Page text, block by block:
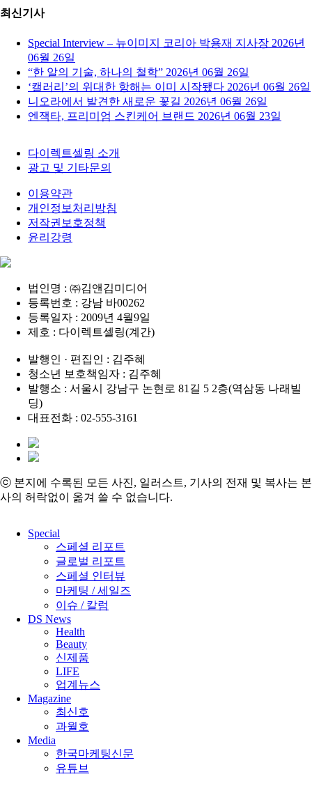
최신기사
Special Interview – 뉴이미지 코리아 박용재 지사장 2026년
06월 26일
“한 알의 기술, 하나의 철학” 2026년 06월 26일
‘캘러리’의 위대한 항해는 이미 시작됐다 2026년 06월 26일
니오라에서 발견한 새로운 꽃길 2026년 06월 26일
엔잭타, 프리미엄 스킨케어 브랜드 2026년 06월 23일
다이렉트셀링 소개
광고 및 기타문의
이용약관
개인정보처리방침
저작권보호정책
윤리강령
법인명 : ㈜김앤김미디어
등록번호 : 강남 바00262
등록일자 : 2009년 4월9일
제호 : 다이렉트셀링(계간)
발행인 · 편집인 : 김주혜
청소년 보호책임자 : 김주혜
발행소 : 서울시 강남구 논현로 81길 5 2층(역삼동 나래빌
딩)
대표전화 : 02-555-3161
ⓒ 본지에 수록된 모든 사진, 일러스트, 기사의 전재 및 복사는 본
사의 허락없이 옮겨 쓸 수 없습니다.
Close
Special
스페셜 리포트
글로벌 리포트
스페셜 인터뷰
마케팅 / 세일즈
이슈 / 칼럼
DS News
Health
Beauty
신제품
LIFE
업계뉴스
Magazine
최신호
과월호
Media
한국마케팅신문
유튜브